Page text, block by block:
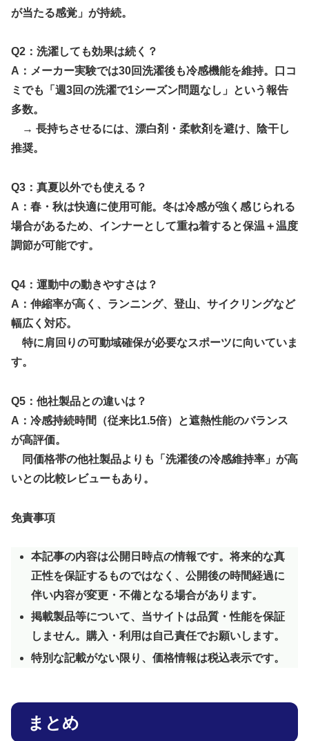
が当たる感覚」が持続。
Q2：洗濯しても効果は続く？
A：メーカー実験では30回洗濯後も冷感機能を維持。口コ
ミでも「週3回の洗濯で1シーズン問題なし」という報告
多数。
→ 長持ちさせるには、漂白剤・柔軟剤を避け、陰干し
推奨。
Q3：真夏以外でも使える？
A：春・秋は快適に使用可能。冬は冷感が強く感じられる
場合があるため、インナーとして重ね着すると保温＋温度
調節が可能です。
Q4：運動中の動きやすさは？
A：伸縮率が高く、ランニング、登山、サイクリングなど
幅広く対応。
特に肩回りの可動域確保が必要なスポーツに向いていま
す。
Q5：他社製品との違いは？
A：冷感持続時間（従来比1.5倍）と遮熱性能のバランス
が高評価。
同価格帯の他社製品よりも「洗濯後の冷感維持率」が高
いとの比較レビューもあり。
免責事項
本記事の内容は公開日時点の情報です。将来的な真
正性を保証するものではなく、公開後の時間経過に
伴い内容が変更・不備となる場合があります。
掲載製品等について、当サイトは品質・性能を保証
しません。購入・利用は自己責任でお願いします。
特別な記載がない限り、価格情報は税込表示です。
まとめ